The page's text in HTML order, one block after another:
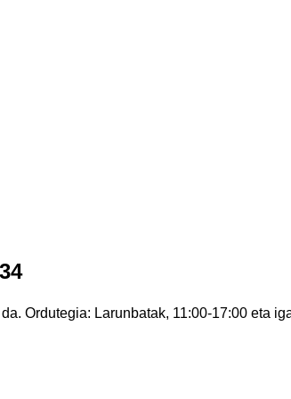
Ordutegia: Larunbatak, 11:00-17:00 eta